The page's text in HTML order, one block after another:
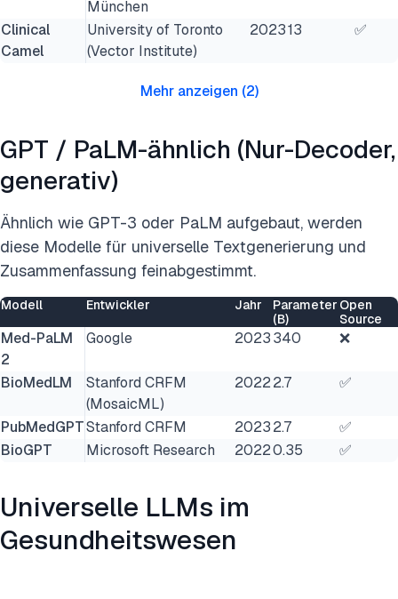
München
Clinical
Camel
University of Toronto
(Vector Institute)
202313 ✅
Mehr anzeigen (2)
GPT / PaLM-ähnlich (Nur-Decoder,
generativ)
Ähnlich wie GPT-3 oder PaLM aufgebaut, werden
diese Modelle für universelle Textgenerierung und
Zusammenfassung feinabgestimmt.
Modell Entwickler Jahr
Parameter
(B)
Open
Source
Med-PaLM
2
Google 2023340 ❌
BioMedLM
Stanford CRFM
(MosaicML)
20222.7 ✅
PubMedGPTStanford CRFM 20232.7
✅
BioGPT
Microsoft Research 20220.35 ✅
Universelle LLMs im
Gesundheitswesen